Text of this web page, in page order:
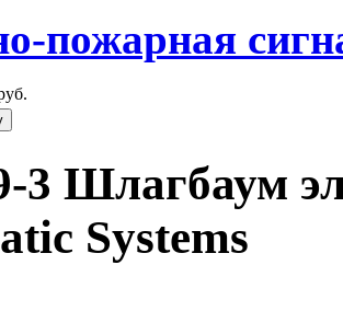
пожарная
3 Шлагбаум
Systems